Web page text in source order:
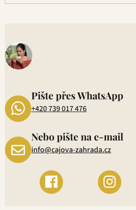
Pište přes WhatsApp
+420 739 017 476
Nebo pište na e-mail
info@cajova-zahrada.cz